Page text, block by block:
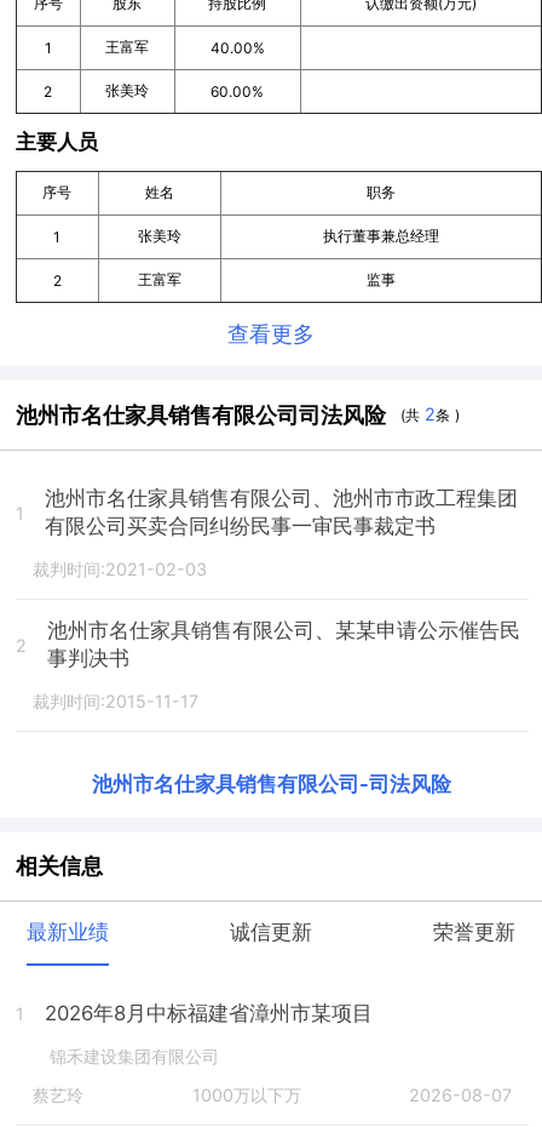
1 王富军 40.00%
2 张美玲 60.00%
主要人员
序号 姓名 职务
1 张美玲 执行董事兼总经理
2 王富军 监事
查看更多
池州市名仕家具销售有限公司司法风险 (共 2条 )
1
池州市名仕家具销售有限公司、池州市市政工程集团
有限公司买卖合同纠纷民事一审民事裁定书
裁判时间:2021-02-03
2
池州市名仕家具销售有限公司、某某申请公示催告民
事判决书
裁判时间:2015-11-17
池州市名仕家具销售有限公司 -司法风险
相关信息
最新业绩 诚信更新 荣誉更新
1 2026年8月中标福建省漳州市某项目
锦禾建设集团有限公司
蔡艺玲
1000万以下万 2026-08-07